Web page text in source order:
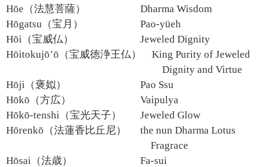
Hōe（法慧菩薩）
Dharma Wisdom
Hōgatsu（宝月）
Pao-yüeh
Hōi（宝威仏）
Jeweled Dignity
Hōitokujō’ō（宝威徳浄王仏）
King Purity of Jeweled
Dignity and Virtue
Hōji（褒姒）
Pao Ssu
Hōkō（方広）
Vaipulya
Hōkō-tenshi（宝光天子）
Jeweled Glow
Hōrenkō（法蓮香比丘尼）
the nun Dharma Lotus
Fragrace
Hōsai（法歳）
Fa-sui